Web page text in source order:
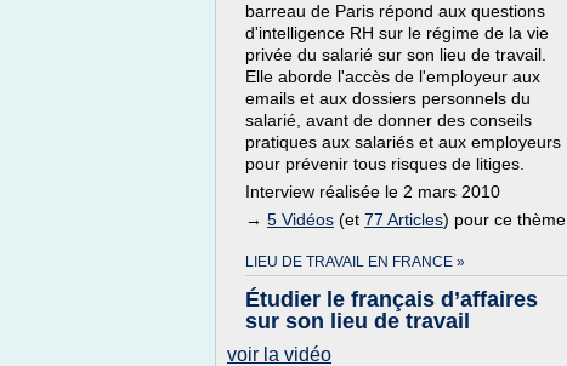
barreau de Paris répond aux questions
d'intelligence RH sur le régime de la vie
privée du salarié sur son lieu de travail.
Elle aborde l'accès de l'employeur aux
emails et aux dossiers personnels du
salarié, avant de donner des conseils
pratiques aux salariés et aux employeurs
pour prévenir tous risques de litiges.
Interview réalisée le 2 mars 2010
→ 5 Vidéos (et 77 Articles) pour ce thème
LIEU DE TRAVAIL EN FRANCE »
Étudier le français d’affaires
sur son lieu de travail
voir la vidéo